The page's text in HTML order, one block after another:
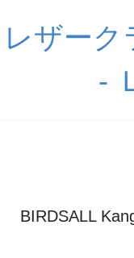
レザーク
-
BIRDSALL